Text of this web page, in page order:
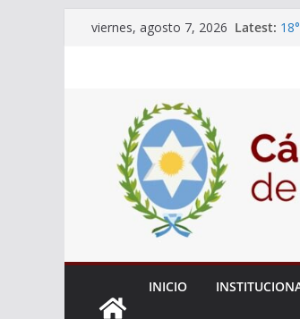
Skipviernes, agosto 7, 2026 Latest:
de
INICIO